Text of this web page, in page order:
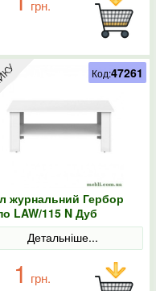
грн.
журнальний Гербор
LAW/115 N Дуб
Німфея альба
Детальніше...
1 грн.
Код:47261